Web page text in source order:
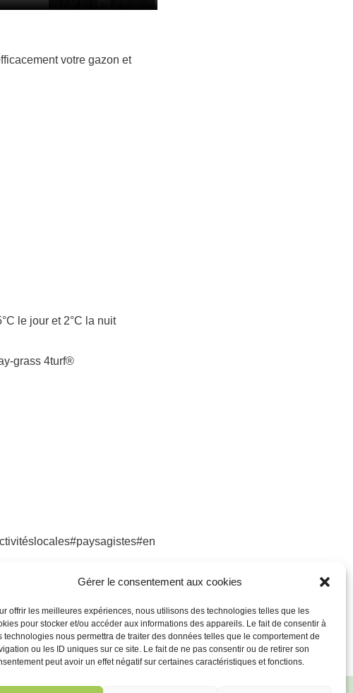
Gérer le consentement aux cookies
offrir les meilleures expériences, nous utilisons des technologies telles que les
pour stocker et/ou accéder aux informations des appareils. Le fait de consentir à
technologies nous permettra de traiter des données telles que le comportement de
ou les ID uniques sur ce site. Le fait de ne pas consentir ou de retirer son
peut avoir un effet négatif sur certaines caractéristiques et fonctions.
votre gazon et
le jour et 2°C la nuit
grass 4turf®